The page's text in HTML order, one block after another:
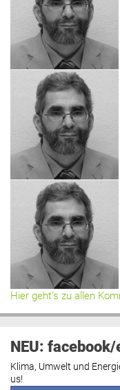
Hier geht’s zu allen
NEU:
Klima, Umwelt und
us!